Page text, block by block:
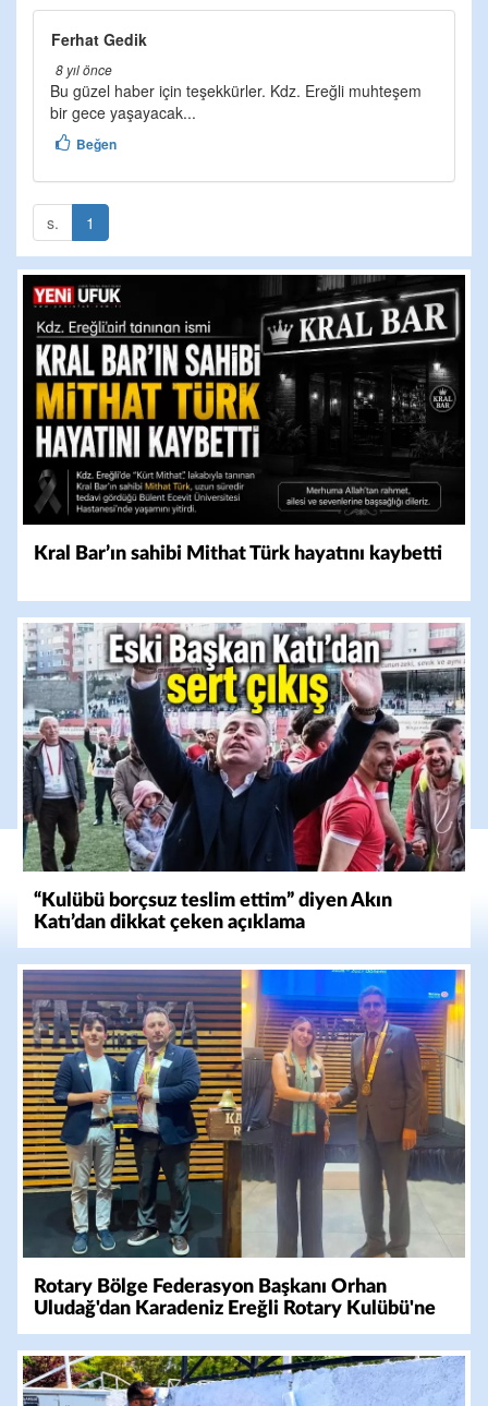
Ferhat Gedik
8 yıl önce
Bu güzel haber için teşekkürler. Kdz. Ereğli muhteşem
bir gece yaşayacak...
Beğen
s. 1
Kral Bar’ın sahibi Mithat Türk hayatını kaybetti
“Kulübü borçsuz teslim ettim” diyen Akın
Katı’dan dikkat çeken açıklama
Rotary Bölge Federasyon Başkanı Orhan
Uludağ'dan Karadeniz Ereğli Rotary Kulübü'ne
Ziyaret